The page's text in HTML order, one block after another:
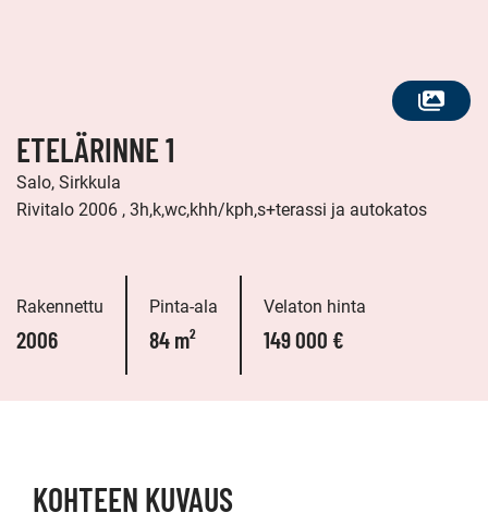
KATSO
ETELÄRINNE 1
Salo, Sirkkula
Rivitalo 2006 , 3h,k,wc,khh/kph,s+terassi ja autokatos
Rakennettu
2006
Pinta-ala
84 m²
Velaton hinta
149 000 €
KOHTEEN KUVAUS